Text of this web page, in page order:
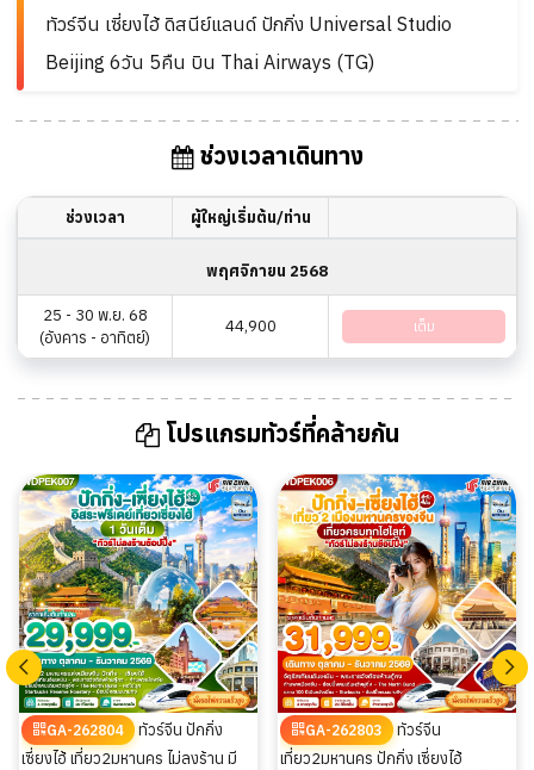
ทัวร์จีน เซี่ยงไฮ้ ดิสนีย์แลนด์ ปักกิ่ง Universal Studio
Beijing 6วัน 5คืน บิน Thai Airways (TG)
ช่วงเวลาเดินทาง
ช่วงเวลา ผู้ใหญ่เริ่มต้น/ท่าน
พฤศจิกายน 2568
25 - 30 พ.ย. 68
(อังคาร - อาทิตย์)
44,900 เต็ม
โปรแกรมทัวร์ที่คล้ายกัน
GA-262804
ทัวร์จีน ปักกิ่ง
เซี่ยงไฮ้ เที่ยว2มหานคร ไม่ลงร้าน มี
GA-262803
ทัวร์จีน
เที่ยว2มหานคร ปักกิ่ง เซี่ยงไฮ้